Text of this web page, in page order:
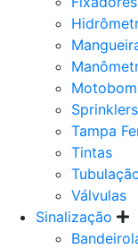
Sprinklers
Tampa
Tintas
Válvulas
Sinalização